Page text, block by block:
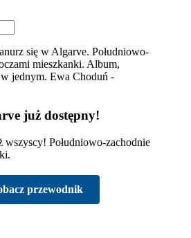
już dostępny!
wszyscy! Południowo-zachodnie
przewodnik